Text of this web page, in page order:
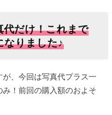
代だけ！これまで
なりました♪
、今回は写真代プラス一
！前回の購入額のおよそ